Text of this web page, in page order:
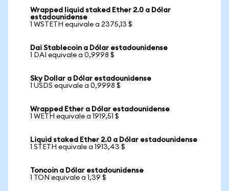
Wrapped liquid staked Ether 2.0 a Dólar
estadounidense
1 WSTETH equivale a 2375,13 $
Dai Stablecoin a Dólar estadounidense
1 DAI equivale a 0,9998 $
Sky Dollar a Dólar estadounidense
1 USDS equivale a 0,9998 $
Wrapped Ether a Dólar estadounidense
1 WETH equivale a 1919,51 $
Liquid staked Ether 2.0 a Dólar estadounidense
1 STETH equivale a 1913,43 $
Toncoin a Dólar estadounidense
1 TON equivale a 1,39 $